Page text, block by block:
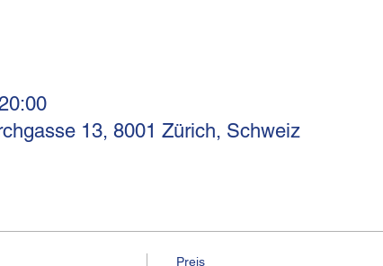
13, 8001 Zürich, Schweiz
Preis